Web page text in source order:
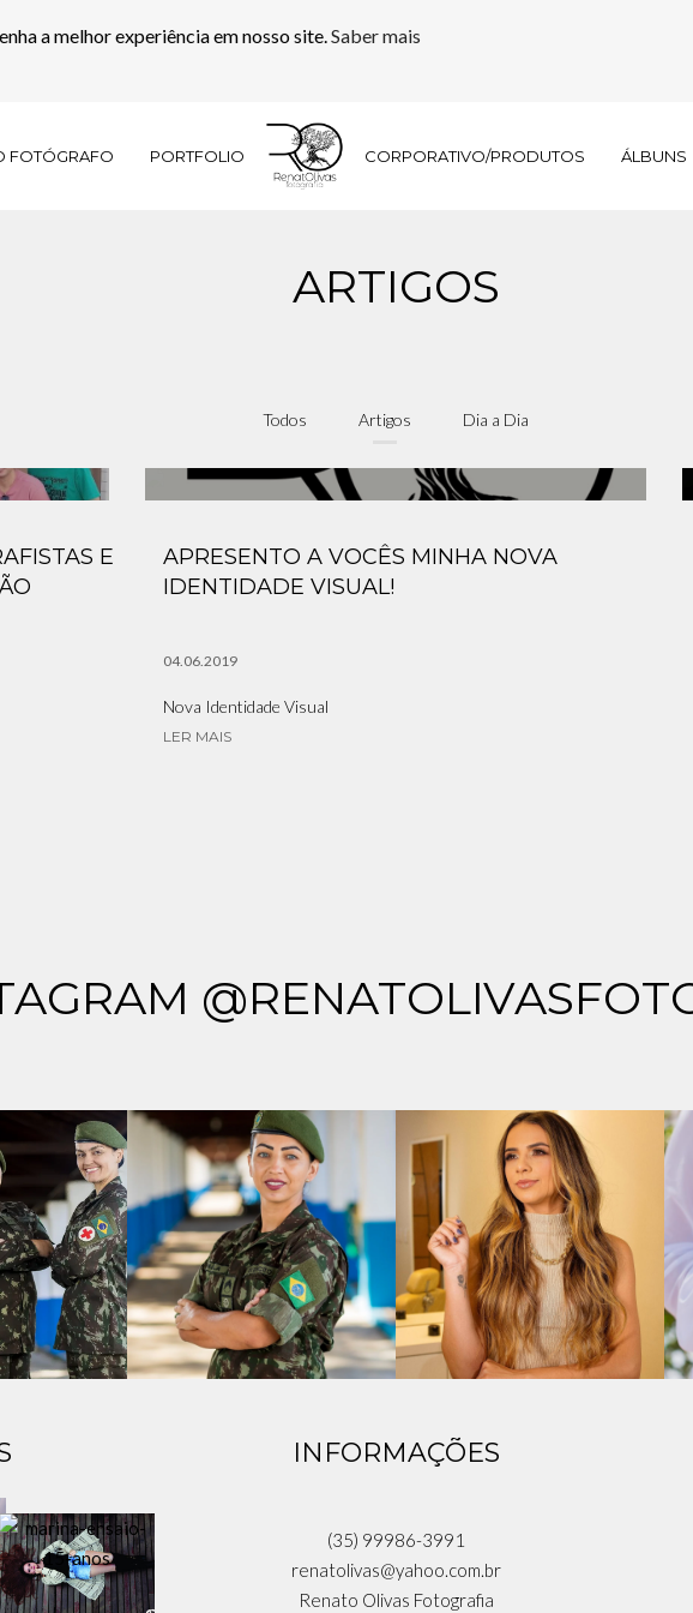
a melhor experiência em nosso site. Saber mais
FOTÓGRAFO PORTFOLIO CORPORATIVO/PRODUTOS ÁLBUNS
ARTIGOS
Todos Artigos Dia a Dia
E
APRESENTO A VOCÊS MINHA NOVA
IDENTIDADE VISUAL!
04.06.2019
Nova Identidade Visual
LER MAIS
INFORMAÇÕES
(35) 99986-3991
renatolivas@yahoo.com.br
Renato Olivas Fotografia